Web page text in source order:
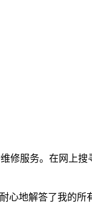
修服务。在网上
心地解答了我的